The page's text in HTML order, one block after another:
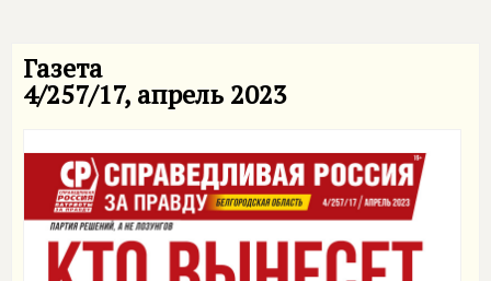
Газета
4/257/17, апрель 2023